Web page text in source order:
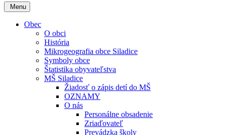
Menu
Obec
O obci
História
Mikrogeografia obce Siladice
Symboly obce
Štatistika obyvateľstva
MŠ Siladice
Žiadosť o zápis detí do MŠ
OZNAMY
O nás
Personálne obsadenie
Zriaďovateľ
Prevádzka školy